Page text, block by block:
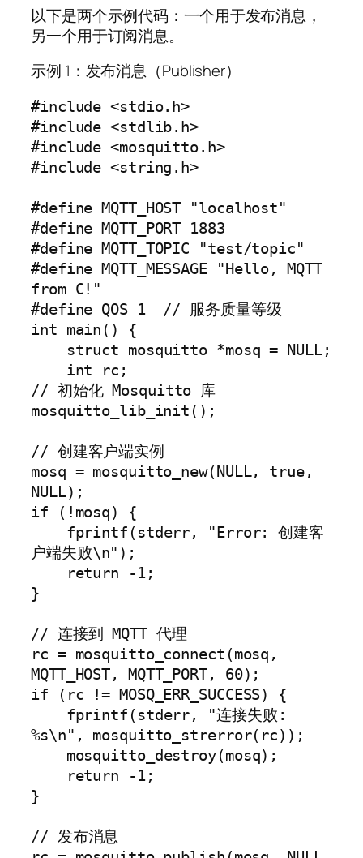
以下是两个示例代码：一个用于发布消息，
另一个用于订阅消息。
示例 1：发布消息（Publisher）
#include <stdio.h>
#include <stdlib.h>
#include <mosquitto.h>
#include <string.h>
#define MQTT_HOST "localhost"
#define MQTT_PORT 1883
#define MQTT_TOPIC "test/topic"
#define MQTT_MESSAGE "Hello, MQTT
from C!"
#define QOS 1  // 服务质量等级
int main() {
// 初始化 Mosquitto 库
mosquitto_lib_init();
// 创建客户端实例
mosq = mosquitto_new(NULL, true,
NULL);
if (!mosq) {
户端失败\n");
}
// 连接到 MQTT 代理
rc = mosquitto_connect(mosq,
MQTT_HOST, MQTT_PORT, 60);
if (rc != MOSQ_ERR_SUCCESS) {
%s\n", mosquitto_strerror(rc));
}
// 发布消息